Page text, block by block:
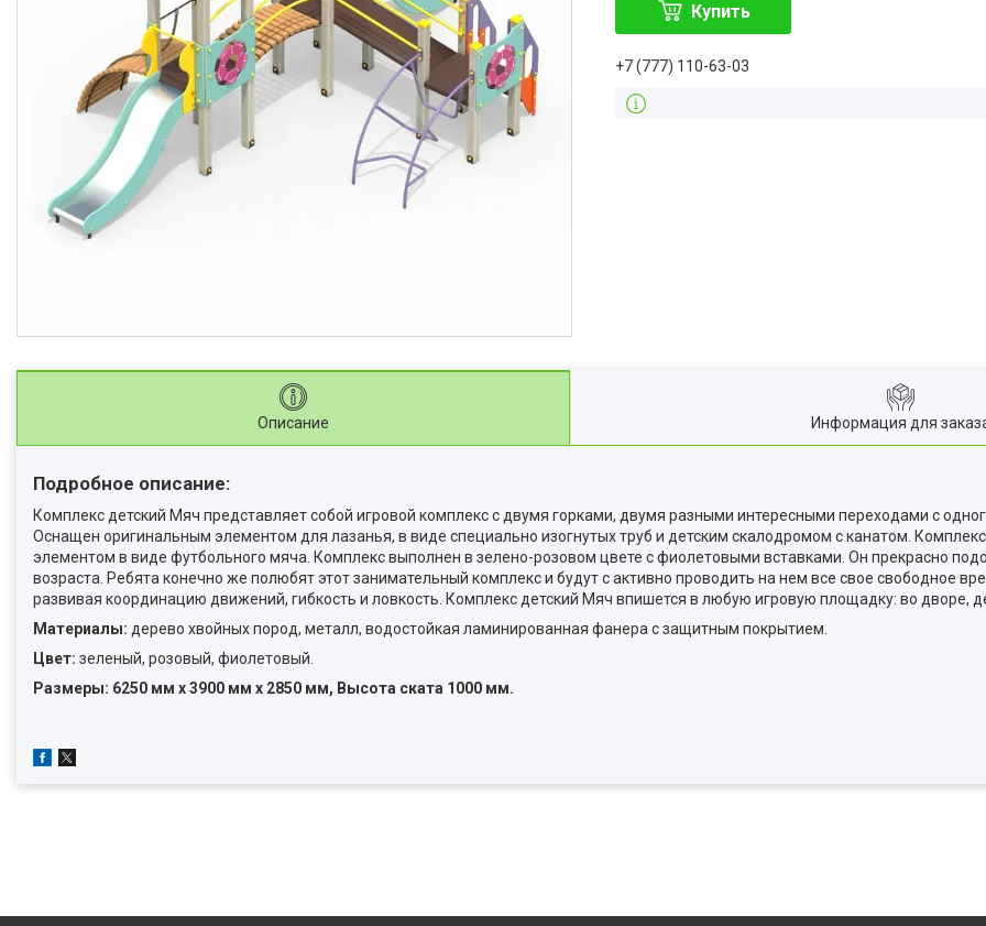
Купить
+7 (777) 110-63-03
Описание Информация для
Подробное описание:
Комплекс детский Мяч представляет собой игровой комплекс с двумя горками, двумя разными интересными переходами с
Оснащен оригинальным элементом для лазанья, в виде специально изогнутых труб и детским скалодромом с канатом.
элементом в виде футбольного мяча. Комплекс выполнен в зелено-розовом цвете с фиолетовыми вставками. Он прекрасно
возраста. Ребята конечно же полюбят этот занимательный комплекс и будут с активно проводить на нем все свое свободное
развивая координацию движений, гибкость и ловкость. Комплекс детский Мяч впишется в любую игровую площадку: во дворе,
Материалы: дерево хвойных пород, металл, водостойкая ламинированная фанера с защитным покрытием.
Цвет: зеленый, розовый, фиолетовый.
Размеры: 6250 мм х 3900 мм х 2850 мм, Высота ската 1000 мм.